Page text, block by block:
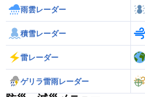
雨雲レーダー
積雪レーダー
雷レーダー
ゲリラ雷雨レーダー